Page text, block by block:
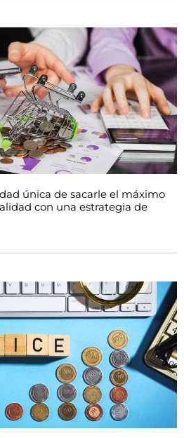
única de sacarle el máximo
con una estrategia de